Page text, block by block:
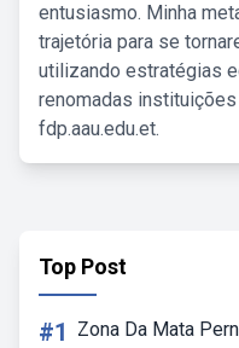
entusiasmo. Minha
trajetória para se
utilizando estratégias
renomadas
fdp.aau.edu.et.
Top Post
#1 Zona Da Mata